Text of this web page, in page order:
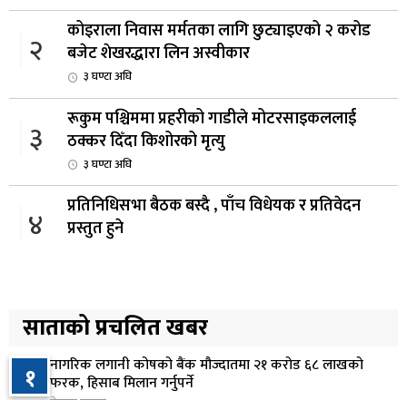
२
कोइराला निवास मर्मतका लागि छुट्याइएको २ करोड
बजेट शेखरद्धारा लिन अस्वीकार
३ घण्टा अघि
३
रूकुम पश्चिममा प्रहरीको गाडीले मोटरसाइकललाई
ठक्कर दिँदा किशोरको मृत्यु
३ घण्टा अघि
४
प्रतिनिधिसभा बैठक बस्दै , पाँच विधेयक र प्रतिवेदन
प्रस्तुत हुने
५
सर्‍यो
३ घण्टा अघि
वीरगञ्जमा ट्यांकरको सिल खोलेर तेल निकाल्ने सात जना
साताको प्रचलित खबर
१ नागरिक लगानी कोषको बैंक मौज्दातमा २१ करोड ६८ लाखको
फरक, हिसाब मिलान गर्नुपर्ने